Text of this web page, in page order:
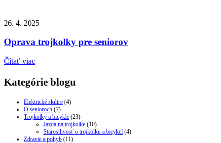
26. 4. 2025
Oprava trojkolky pre seniorov
Čítať viac
Kategórie blogu
Elektrické skútre (4)
O senioroch (7)
Trojkolky a bicykle (23)
Jazda na trojkolke (10)
Starostlivosť o trojkolku a bicykel (4)
Zdravie a pohyb (11)